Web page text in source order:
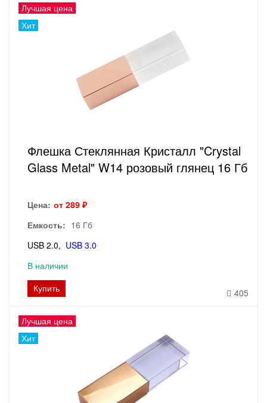
Лучшая цена
Хит
Флешка Стеклянная Кристалл "Crystal
Glass Metal" W14 розовый глянец 16 Гб
Цена: от 289 ₽
Емкость: 16 Гб
USB 2.0
USB 3.0
В наличии
Купить
405
Лучшая цена
Хит